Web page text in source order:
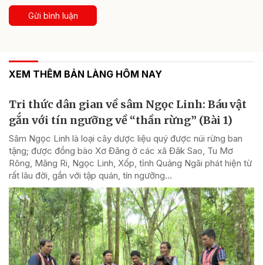
Gửi bình luận
XEM THÊM BẢN LÀNG HÔM NAY
Tri thức dân gian về sâm Ngọc Linh: Báu vật
gắn với tín ngưỡng về “thần rừng” (Bài 1)
Sâm Ngọc Linh là loại cây dược liệu quý được núi rừng ban
tặng; được đồng bào Xơ Đăng ở các xã Đăk Sao, Tu Mơ
Rông, Măng Ri, Ngọc Linh, Xốp, tỉnh Quảng Ngãi phát hiện từ
rất lâu đời, gắn với tập quán, tín ngưỡng...